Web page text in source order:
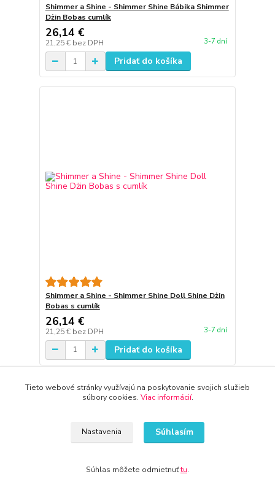
Shimmer a Shine - Shimmer Shine Bábika Shimmer
Dżin Bobas cumlík
26,14 €
21,25 € bez DPH 3-7 dní
Pridať do košíka
Shimmer a Shine - Shimmer Shine Doll Shine Dżin
Bobas s cumlík
26,14 €
21,25 € bez DPH 3-7 dní
Pridať do košíka
Tieto webové stránky využívajú na poskytovanie svojich služieb
súbory cookies. Viac informácií.
Nastavenia Súhlasím
Súhlas môžete odmietnuťtu.